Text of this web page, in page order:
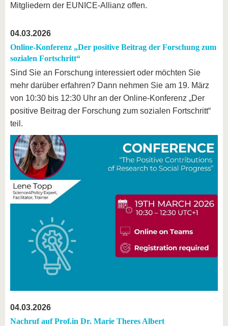
Mitgliedern der EUNICE-Allianz offen.
04.03.2026
Online-Konferenz „Der positive Beitrag der Forschung zum
sozialen Fortschritt“
Sind Sie an Forschung interessiert oder möchten Sie
mehr darüber erfahren? Dann nehmen Sie am 19. März
von 10:30 bis 12:30 Uhr an der Online-Konferenz „Der
positive Beitrag der Forschung zum sozialen Fortschritt“
teil.
04.03.2026
Nachruf auf Prof.in Dr. Marie Theres Albert